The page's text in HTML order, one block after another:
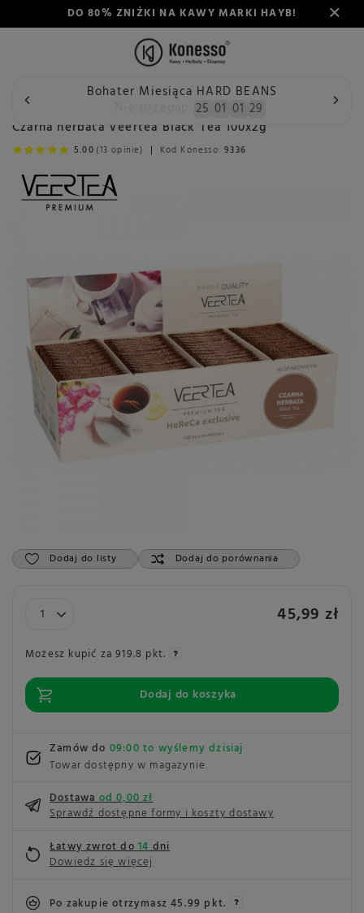
DO 80% ZNIŻKI NA KAWY MARKI HAYB!
Bohater Miesiąca HARD BEANS
25 01 01 29
Wstecz Konesso Herbata Rodzaj Herbata czarna
Czarna herbata Veertea Black Tea 100x2g
5.00 (13 opinie) Kod Konesso:9336
Dodaj do listy Dodaj do porównania
45,99 zł
Możesz kupić za919.8 pkt.
Dodaj do koszyka
Zamów do 09:00 to wyślemy dzisiaj
Towar dostępny w magazynie
Dostawaod 0,00 zł
Sprawdź dostępne formy i koszty dostawy
Łatwy zwrot do14dni
Dowiedz się więcej
Po zakupie otrzymasz45.99 pkt.